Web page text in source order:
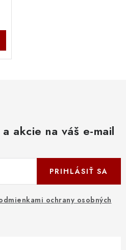
akcie na váš e-mail
ochrany osobných
PRIHLÁSIŤ SA